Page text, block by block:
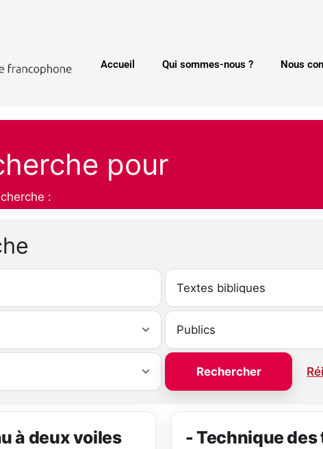
Accueil Qui sommes-nous ? Nous
pour
:
à deux voiles - Technique des